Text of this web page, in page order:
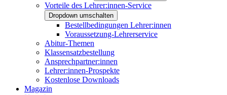
Vorteile des Lehrer:innen-Service
Dropdown umschalten
Bestellbedingungen Lehrer:innen
Voraussetzung-Lehrerservice
Abitur-Themen
Klassensatzbestellung
Ansprechpartner:innen
Lehrer:innen-Prospekte
Kostenlose Downloads
Magazin